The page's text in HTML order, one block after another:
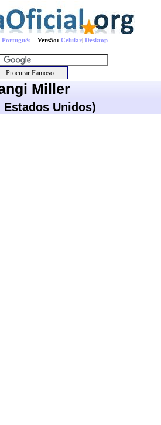
PortuguêsVersão: Celular| Desktop
Miller
Estados Unidos)